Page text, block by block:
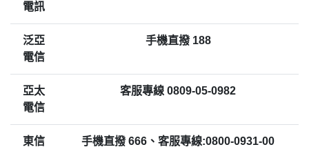
電訊
泛亞
電信
手機直撥 188
亞太
電信
客服專線 0809-05-0982
東信
手機直撥 666、客服專線:0800-0931-00